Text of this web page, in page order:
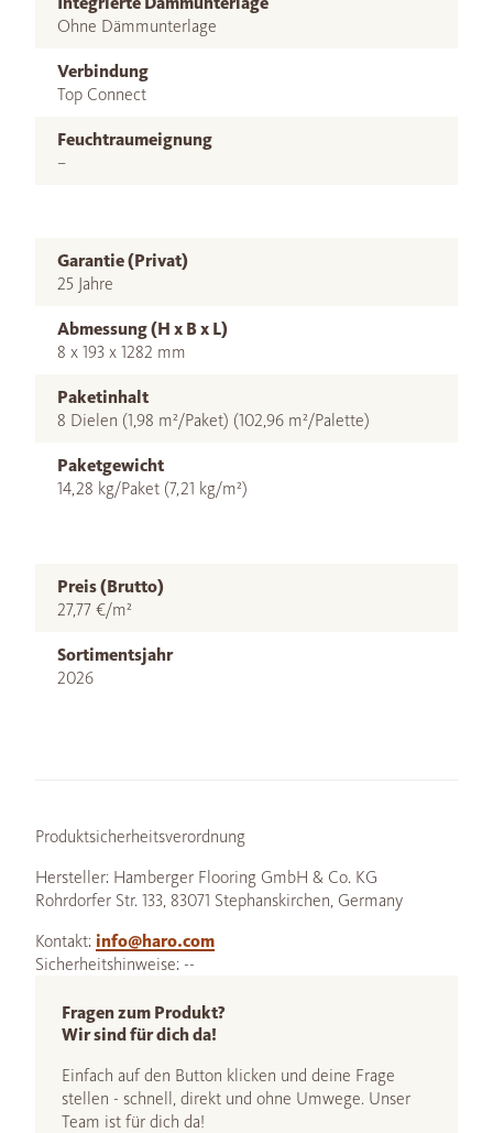
Ohne Dämmunterlage
Verbindung
Top Connect
Feuchtraumeignung
–
Garantie (Privat)
25 Jahre
Abmessung (H x B x L)
8 x 193 x 1282 mm
Paketinhalt
8 Dielen (1,98 m²/Paket) (102,96 m²/Palette)
Paketgewicht
14,28 kg/Paket (7,21 kg/m²)
Preis (Brutto)
27,77 €/m²
Sortimentsjahr
2026
Produktsicherheitsverordnung
Hersteller: Hamberger Flooring GmbH & Co. KG
Rohrdorfer Str. 133, 83071 Stephanskirchen, Germany
Kontakt: info@haro.com
Sicherheitshinweise: --
Fragen zum Produkt?
Wir sind für dich da!
Einfach auf den Button klicken und deine Frage
stellen - schnell, direkt und ohne Umwege. Unser
Team ist für dich da!